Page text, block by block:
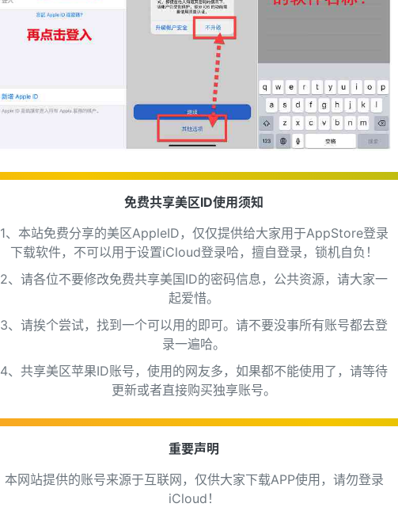
免费共享美区ID使用须知
1、本站免费分享的美区AppleID，仅仅提供给大家用于AppStore登录
下载软件，不可以用于设置iCloud登录哈，擅自登录，锁机自负！
2、请各位不要修改免费共享美国ID的密码信息，公共资源，请大家一
起爱惜。
3、请挨个尝试，找到一个可以用的即可。请不要没事所有账号都去登
录一遍哈。
4、共享美区苹果ID账号，使用的网友多，如果都不能使用了，请等待
更新或者直接购买独享账号。
重要声明
本网站提供的账号来源于互联网，仅供大家下载APP使用，请勿登录
iCloud！